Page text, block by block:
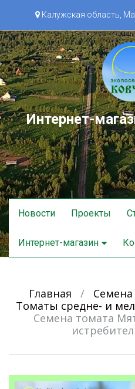
Калужская область,
Интернет-
Skip
to
Новости Проекты
Интернет-магазин
Главная /
Томаты средне- и
Семена томата